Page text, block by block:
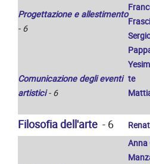
Progettazione e allestimento
- 6
Comunicazione degli eventi
artistici- 6
te
Filosofia dell'arte - 6
Anna